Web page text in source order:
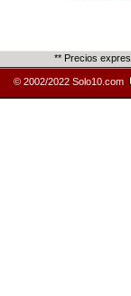
** Precios
© 2002/2022 Solo10.com